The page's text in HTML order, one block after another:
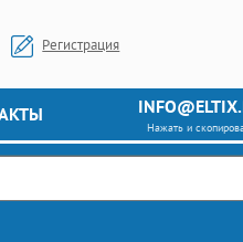
Регистрация
Нажать и